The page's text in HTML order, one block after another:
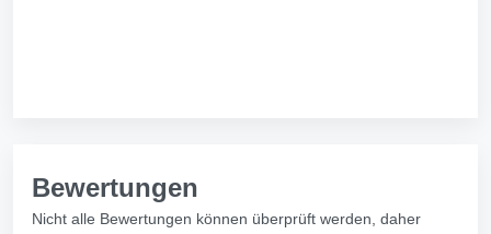
Bewertungen
Nicht alle Bewertungen können überprüft werden, daher